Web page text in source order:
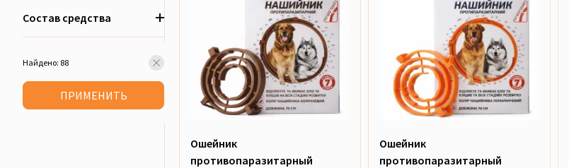
Состав средства
Найдено: 88
ПРИМЕНИТЬ
Ошейник
противопаразитарный
Ошейник
противопаразитарный